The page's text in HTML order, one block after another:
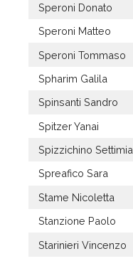
Speroni Donato
Speroni Matteo
Speroni Tommaso
Spharim Galila
Spinsanti Sandro
Spitzer Yanai
Spizzichino Settimia
Spreafico Sara
Stame Nicoletta
Stanzione Paolo
Starinieri Vincenzo